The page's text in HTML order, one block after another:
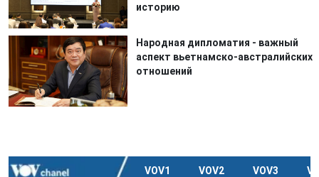
историю
Народная дипломатия - важный
аспект вьетнамско-австралийских
отношений
VOV1 VOV2 VOV3